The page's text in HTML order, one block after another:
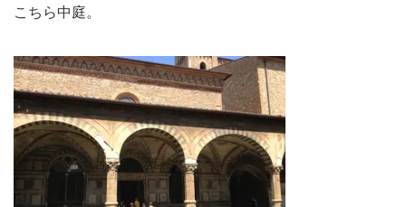
こちら中庭。